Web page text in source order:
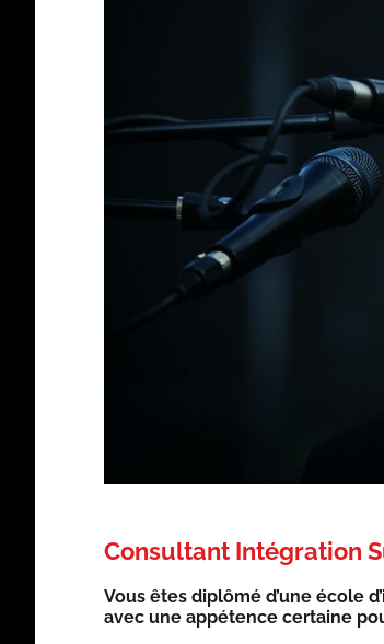
Consultant Intégration
Vous êtes diplô­mé d’une école
avec une appé­tence cer­taine